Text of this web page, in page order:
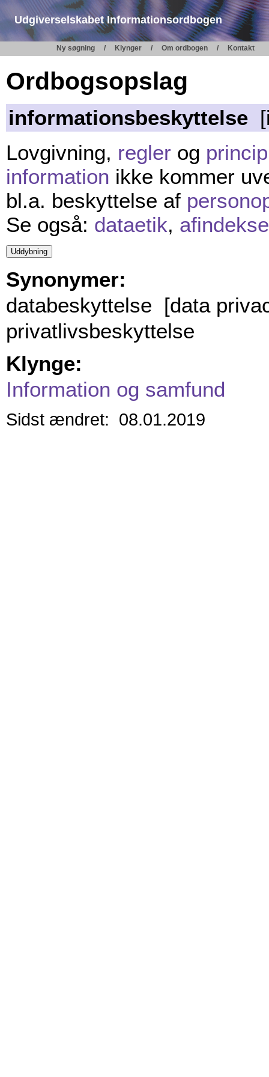
Udgiverselskabet Informationsordbogen
Ny søgning Klynger Om ordbogen Kontakt
Ordbogsopslag
informationsbeskyttelse
Lovgivning, regler og princip
information ikke kommer
bl.a. beskyttelse af
Se også: dataetik,
Synonymer:
databeskyttelse [data
privatlivsbeskyttelse
Klynge:
Information og samfund
Sidst ændret: 08.01.2019